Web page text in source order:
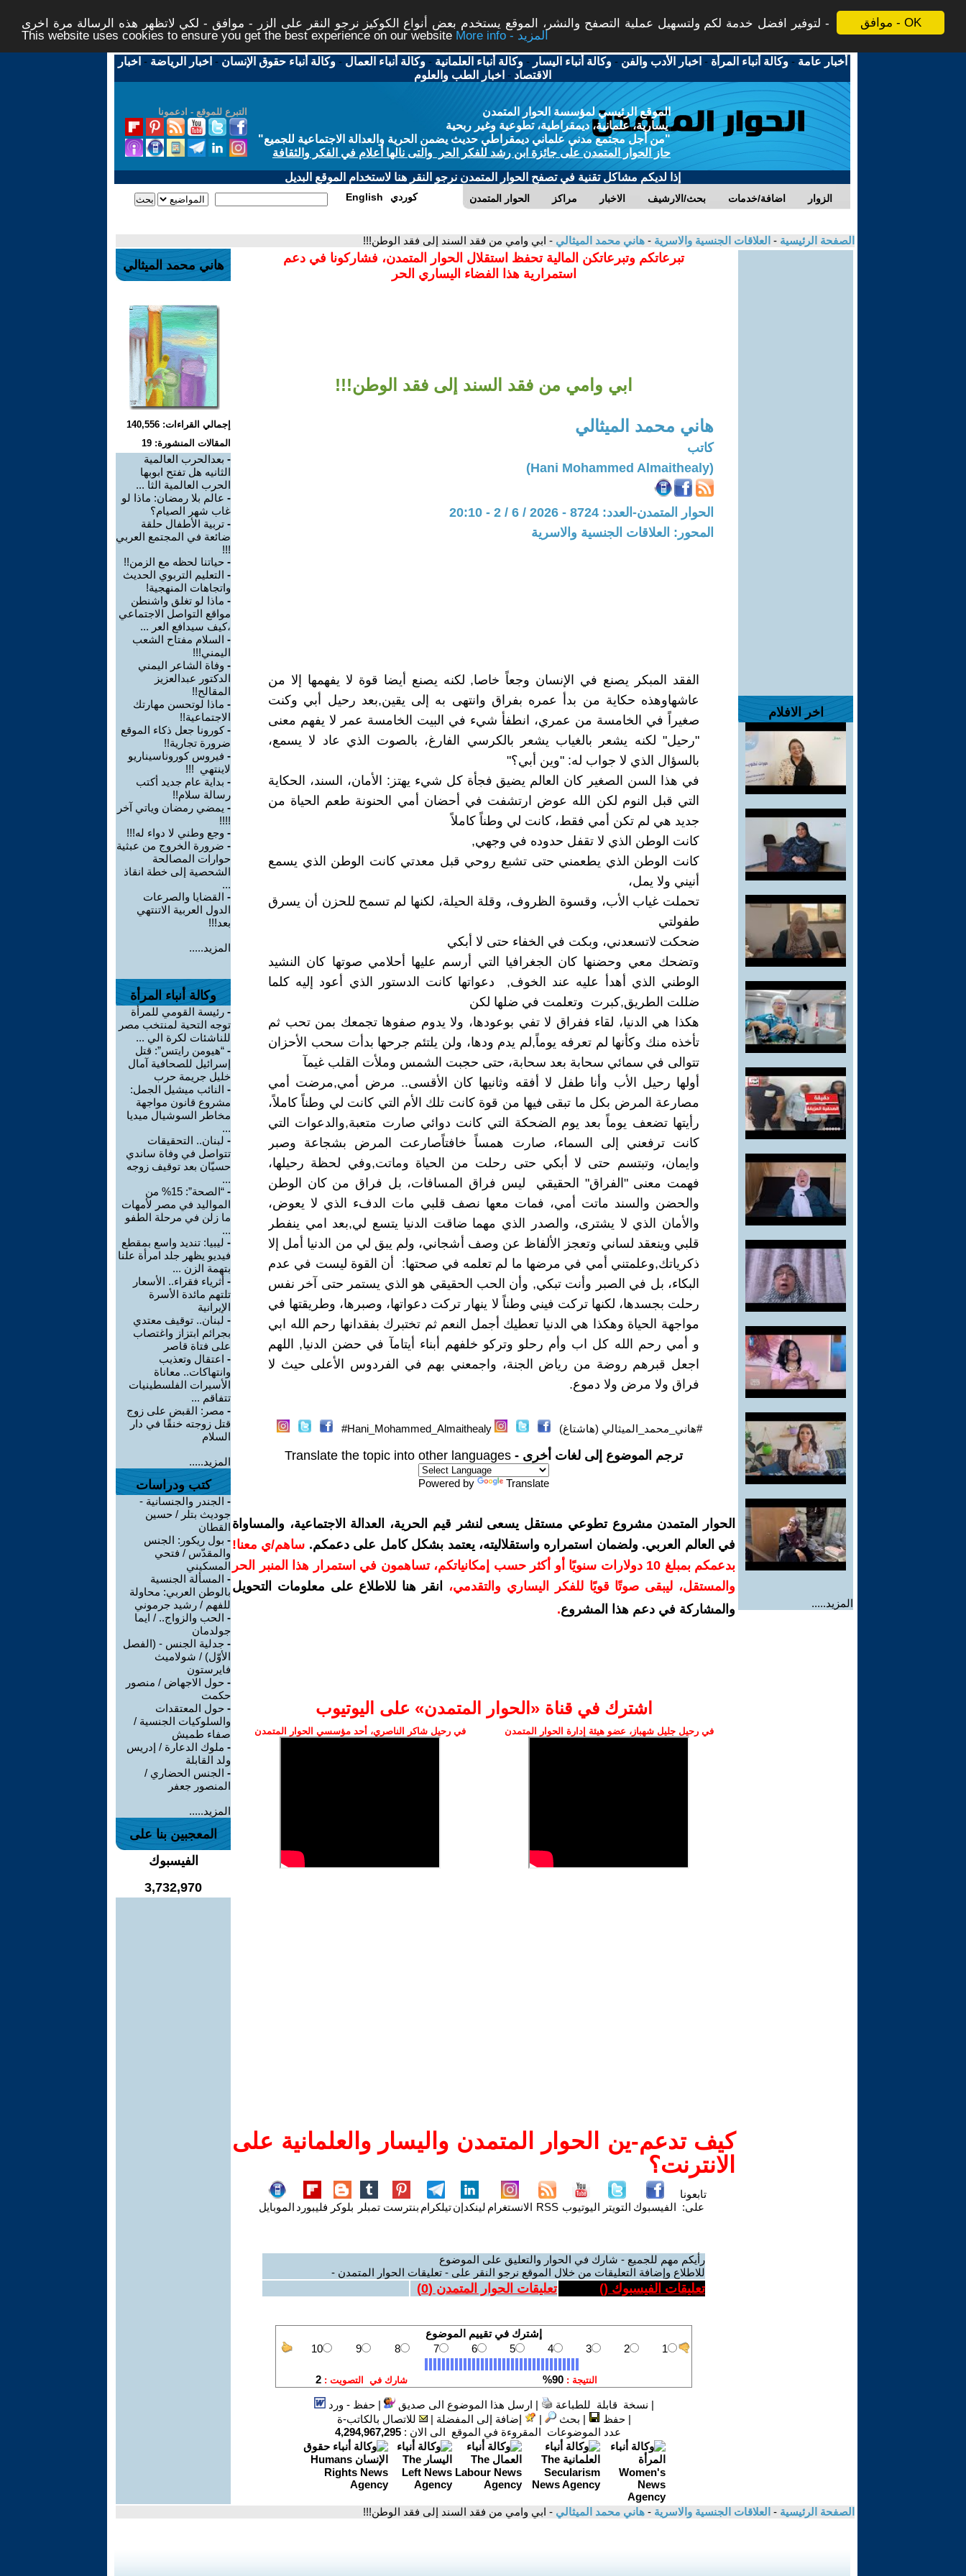
موافق - OK
لتوفير افضل خدمة لكم ولتسهيل عملية التصفح والنشر، الموقع يستخدم بعض أنواع الكوكيز نرجو النقر على الزر - موافق - لكي لاتظهر هذه الرسالة مرة اخرى -
This website uses cookies to ensure you get the best experience on our website
More info - المزيد
أخبار عامة -وكالة أنباء المرأة - اخبار الأدب والفن -وكالة أنباء اليسار -وكالة أنباء العلمانية -وكالة أنباء العمال -وكالة أنباء حقوق الإنسان - اخبار الرياضة - اخبار
الاقتصاد - اخبار الطب والعلوم
التبرع للموقع - ادعمونا
الموقع الرئيسي لمؤسسة الحوار المتمدن
يسارية، علمانية، ديمقراطية، تطوعية وغير ربحية
"من أجل مجتمع مدني علماني ديمقراطي حديث يضمن الحرية والعدالة الاجتماعية للجميع"
حاز الحوار المتمدن على جائزة ابن رشد للفكر الحر والتى نالها أعلام في الفكر والثقافة
إذا لديكم مشاكل تقنية في تصفح الحوار المتمدن نرجو النقر هنا لاستخدام الموقع البديل
الحوار المتمدن مراكز الاخبار بحث/الارشيف اضافة/خدمات الزوار English كوردي
الصفحة الرئيسية - العلاقات الجنسية والاسرية - هاني محمد الميثالي - ابي وامي من فقد السند إلى فقد الوطن!!!
اخر الافلام
المزيد.....
تبرعاتكم وتبرعاتكن المالية تحفظ استقلال الحوار المتمدن، فشاركونا في دعم
استمرارية هذا الفضاء اليساري الحر
ابي وامي من فقد السند إلى فقد الوطن!!!
هاني محمد الميثالي
كاتب
(Hani Mohammed Almaithealy)
الحوار المتمدن-العدد: 8724 - 2026 / 6 / 2 - 20:10
المحور: العلاقات الجنسية والاسرية
الفقد المبكر يصنع في الإنسان وجعاً خاصا, لكنه يصنع أيضا قوة لا يفهمها إلا من
عاشهاوهذه حكاية من بدأ عمره بفراق وانتهى به إلى يقين,بعد رحيل أبي وكنت
صغيراً في الخامسة من عمري، انطفأ شيء في البيت الخامسة عمر لا يفهم معنى
"رحيل" لكنه يشعر بالغياب يشعر بالكرسي الفارغ، بالصوت الذي عاد لا يسمع،
بالسؤال الذي لا جواب له: "وين أبي؟"
في هذا السن الصغير كان العالم يضيق فجأة كل شيء يهتز: الأمان، السند، الحكاية
التي قبل النوم لكن الله عوض ارتشفت في أحضان أمي الحنونة طعم الحياة من
جديد هي لم تكن أمي فقط، كانت لي وطناً كاملاً
كانت الوطن الذي لا تقفل حدوده في وجهي,
كانت الوطن الذي يطعمني حتى تشبع روحي قبل معدتي كانت الوطن الذي يسمع
أنيني ولا يمل،
تحملت غياب الأب، وقسوة الظروف، وقلة الحيلة، لكنها لم تسمح للحزن أن يسرق
طفولتي
ضحكت لاتسعدني، وبكت في الخفاء حتى لا أبكي
وتضحك معي وحضنها كان الجغرافيا التي أرسم عليها أحلامي صوتها كان النشيد
الوطني الذي أهدأ عليه عند الخوف, دعواتها كانت الدستور الذي أعود إليه كلما
ضللت الطريق,كبرت وتعلمت في ضلها لكن
هكذا هي الدنيا، لقاء ففراق لا تفي بوعودها، ولا يدوم صفوها تجمعك بمن تحب ثم
تأخذه منك وكأنها لم تعرفه يوماً,لم يدم ودها، ولن يلتئم جرحها بدأت سحب الأحزان
تتوالى في سمائي سحابة بعد سحابة، حتى حجبت الشمس وملأت القلب غيمآ
أولها رحيل الأب وأنا طفل لا أفقه وثانيها كان الأقسى.. مرض أمي,مرضت أمي
مصارعة المرض بكل ما تبقى فيها من قوة كانت تلك الأم التي كانت لي وطناً كاملاً،
رأيتها تضعف يوماً بعد يوم الضحكة التي كانت دوائي صارت متعبة,والدعوات التي
كانت ترفعني إلى السماء، صارت همساً خافتاًصارعت المرض بشجاعة وصبر
وايمان، وتبتسم حتى لا أبكي حتى رحلت من الحياة وماتت,وفي لحظة رحيلها،
فهمت معنى "الفراق" الحقيقي ليس فراق المسافات، بل فراق من كان الوطن
والحضن والسند ماتت أمي، فمات معها نصف قلبي مات الدفء الذي لا يعوض،
والأمان الذي لا يشترى، والصدر الذي مهما ضاقت الدنيا يتسع لي,بعد امي ينفطر
قلبي وينعقد لساني وتعجز الألفاظ عن وصف أشجاني، ولم يبق لي من الدنيا أمل إلا
ذكرياتك,وعلمتني أمي في مرضها ما لم تعلمه في صحتها: أن القوة ليست في عدم
البكاء، بل في الصبر وأنت تبكي, وأن الحب الحقيقي هو الذي يستمر حتى آخر نفس
رحلت بجسدها، لكنها تركت فيني وطناً لا ينهار تركت دعواتها، وصبرها، وطريقتها في
مواجهة الحياة وهكذا هي الدنيا تعطيك أجمل النعم ثم تختبرك بفقدانها رحم الله ابي
و أمي رحم الله كل اب وأم رحلو وتركو خلفهم أبناء أيتامآ في حضن الدنيا, اللهم
اجعل قبرهم روضة من رياض الجنة، واجمعني بهم في الفردوس الأعلى حيث لا
فراق ولا مرض ولا دموع.
#هاني_محمد_الميثالي (هاشتاغ) Hani_Mohammed_Almaithealy#
ترجم الموضوع إلى لغات أخرى - Translate the topic into other languages
Powered by Translate
الحوار المتمدن مشروع تطوعي مستقل يسعى لنشر قيم الحرية، العدالة الاجتماعية، والمساواة
في العالم العربي. ولضمان استمراره واستقلاليته، يعتمد بشكل كامل على دعمكم. ساهم/ي معنا!
بدعمكم بمبلغ 10 دولارات سنويًا أو أكثر حسب إمكانياتكم، تساهمون في استمرار هذا المنبر الحر
والمستقل، ليبقى صوتًا قويًا للفكر اليساري والتقدمي،
انقر هنا للاطلاع على معلومات التحويل
والمشاركة في دعم هذا المشروع.
اشترك في قناة ‫«الحوار المتمدن» على اليوتيوب
في رحيل جليل شهباز، عضو هيئة إدارة الحوار المتمدن في رحيل شاكر الناصري، أحد مؤسسي الحوار المتمدن
كيف تدعم-ين الحوار المتمدن واليسار والعلمانية على
الانترنت؟
تابعونا
على: الفيسبوك التويتر اليوتيوب RSS الانستغرام لينكدإنتيلكرام بنترست تمبلر بلوكر فليبورد الموبايل
رأيكم مهم للجميع - شارك في الحوار والتعليق على الموضوع
للاطلاع وإضافة التعليقات من خلال الموقع نرجو النقر على - تعليقات الحوار المتمدن -
تعليقات الفيسبوك () تعليقات الحوار المتمدن (0
)
| نسخة قابلة للطباعة | ارسل هذا الموضوع الى صديق |حفظ - ورد
|حفظ | بحث | إضافة إلى المفضلة |
للاتصال بالكاتب-ة
عدد الموضوعات المقروءة في الموقع الى الان : 4,294,967,295
هاني محمد الميثالي
إجمالي القراءات: 140,556
المقالات المنشورة: 19
- بعدالحرب العالمية
الثانيه هل تفتح ابوبها
الحرب العالمية الثا ...
- عالم بلا رمضان: ماذا لو
غاب شهر الصيام؟
- تربية الأطفال حلقة
ضائعة في المجتمع العربي
!!!
- حياتنا لحظه مع الزمن!!
- التعليم التربوي الحديث
واتجاهات المنهجية!
- ماذا لو تغلق واشنطن
مواقع التواصل الاجتماعي
،كيف سيدافع العر ...
- السلام مفتاح الشعب
اليمني!!!
- وفاة الشاعر اليمني
الدكتور عبدالعزيز
المقالح!!
- ماذا لوتحسن مهارتك
الاجتماعية!!
-كورونا جعل ذكاء الموقع
ضرورة تجارية!!
- فيروس كوروناسيناريو
لاينتهي !!!
- بداية عام جديد أكتب
رسالة سلام!!
- يمضي رمضان وياتي آخر
!!!!
- وجع وطني لا دواء له!!!
- ضرورة الخروج من عبثية
حوارات المصالحة
الشحصية إلى خطة انقاذ
...
- القضايا والصرعات
الدول العربية الاتنتهي
بعد!!!
المزيد.....
وكالة أنباء المرأة
- رئيسة القومي للمرأة
توجه التحية لمنتخب مصر
للناشئات لكرة الي ...
- “هيومن رايتس”: قتل
إسرائيل للصحافية آمال
خليل جريمة حرب
- النائب ميشيل الجمل:
مشروع قانون مواجهة
مخاطر السوشيال ميديا
...
- لبنان.. التحقيقات
تتواصل في وفاة ساندي
حسيّان بعد توقيف زوجه
...
-
“الصحة”: 15% من
المواليد في مصر لأمهات
ما زلن في مرحلة الطفو
...
- ليبيا: تنديد واسع بمقطع
فيديو يظهر جلد امرأة علنا
بتهمة الزن ...
- أثرياء فقراء.. الأسعار
تلتهم مائدة الأسرة
الإيرانية
- لبنان.. توقيف معتدي
بجرائم ابتزاز واغتصاب
على فتاة قاصر
- اعتقال وتعذيب
وانتهاكات.. معاناة
الأسيرات الفلسطينيات
تتفاقم ...
- مصر: القبض على زوج
قتل زوجته خنقًا في دار
السلام
المزيد.....
كتب ودراسات
- الجندر والجنسانية -
جوديث بتلر / حسين
القطان
- بول ريكور: الجنس
والمقدّس / فتحي
المسكيني
- المسألة الجنسية
بالوطن العربي: محاولة
للفهم / رشيد جرموني
- الحب والزواج.. / ايما
جولدمان
- جدلية الجنس - (الفصل
الأوّل) / شولاميث
فايرستون
- حول الاجهاض / منصور
حكمت
- حول المعتقدات
والسلوكيات الجنسية /
صفاء طميش
- ملوك الدعارة / إدريس
ولد القابلة
- الجنس الحضاري /
المنصور جعفر
المزيد.....
المعجبين بنا على
الفيسبوك
3,732,970
الصفحة الرئيسية - العلاقات الجنسية والاسرية - هاني محمد الميثالي - ابي وامي من فقد السند إلى فقد الوطن!!!